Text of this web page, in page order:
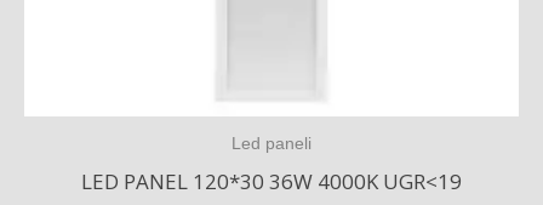
Led paneli
LED PANEL 120*30 36W 4000K UGR<19